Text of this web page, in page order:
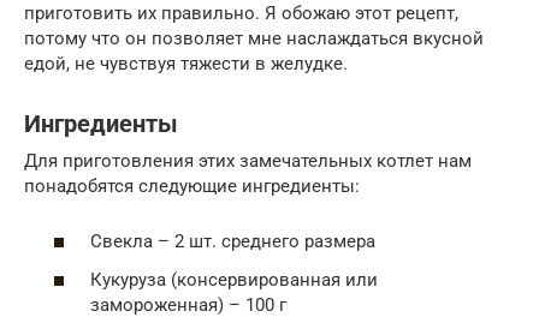
приготовить их правильно. Я обожаю этот рецепт,
потому что он позволяет мне наслаждаться вкусной
едой, не чувствуя тяжести в желудке.
Ингредиенты
Для приготовления этих замечательных котлет нам
понадобятся следующие ингредиенты:
Свекла – 2 шт. среднего размера
Кукуруза (консервированная или
замороженная) – 100 г